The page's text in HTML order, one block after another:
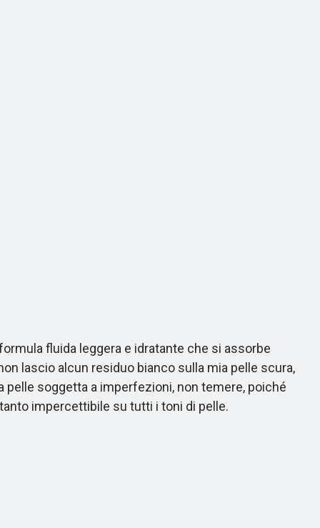
fluida leggera e idratante che si assorbe
lascio alcun residuo bianco sulla mia pelle scura,
pelle soggetta a imperfezioni, non temere, poiché
impercettibile su tutti i toni di pelle.